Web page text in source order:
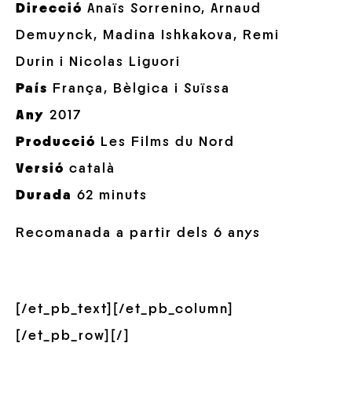
Direcció Anaïs Sorrenino, Arnaud
Demuynck, Madina Ishkakova, Remi
Durin i Nicolas Liguori
País
França, Bèlgica i Suïssa
Any 2017
Producció
Les Films du Nord
Versió català
Durada 62 minuts
Recomanada a partir dels 6 anys
[/et_pb_text][/et_pb_column]
[/et_pb_row][/]